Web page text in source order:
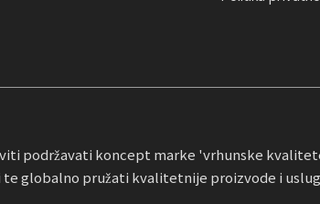
podržavati koncept marke 'vrhunske
te globalno pružati kvalitetnije proizvode i